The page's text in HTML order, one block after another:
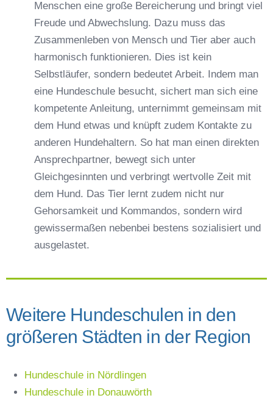
Menschen eine große Bereicherung und bringt viel
Freude und Abwechslung. Dazu muss das
Zusammenleben von Mensch und Tier aber auch
harmonisch funktionieren. Dies ist kein
Selbstläufer, sondern bedeutet Arbeit. Indem man
eine Hundeschule besucht, sichert man sich eine
kompetente Anleitung, unternimmt gemeinsam mit
dem Hund etwas und knüpft zudem Kontakte zu
anderen Hundehaltern. So hat man einen direkten
Ansprechpartner, bewegt sich unter
Gleichgesinnten und verbringt wertvolle Zeit mit
dem Hund. Das Tier lernt zudem nicht nur
Gehorsamkeit und Kommandos, sondern wird
gewissermaßen nebenbei bestens sozialisiert und
ausgelastet.
Weitere Hundeschulen in den
größeren Städten in der Region
Hundeschule in Nördlingen
Hundeschule in Donauwörth